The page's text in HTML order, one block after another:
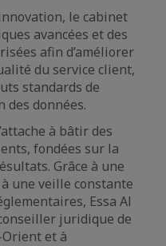
le cabinet
avancées et des
afin d’améliorer
du service client,
standards de
données.
à bâtir des
fondées sur la
Grâce à une
une veille constante
Essa Al
juridique de
et à